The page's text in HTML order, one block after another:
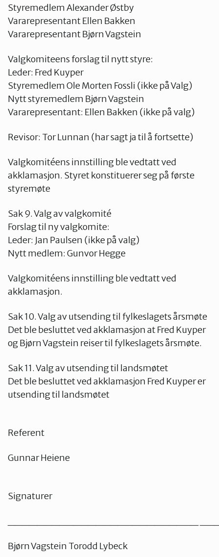
Styremedlem Alexander Østby
Vararepresentant Ellen Bakken
Vararepresentant Bjørn Vagstein
Valgkomiteens forslag til nytt styre:
Leder: Fred Kuyper
Styremedlem Ole Morten Fossli (ikke på Valg)
Nytt styremedlem Bjørn Vagstein
Vararepresentant: Ellen Bakken (ikke på valg)
Revisor: Tor Lunnan (har sagt ja til å fortsette)
Valgkomitéens innstilling ble vedtatt ved
akklamasjon. Styret konstituerer seg på første
styremøte
Sak 9. Valg av valgkomité
Forslag til ny valgkomite:
Leder: Jan Paulsen (ikke på valg)
Nytt medlem: Gunvor Hegge
Valgkomitéens innstilling ble vedtatt ved
akklamasjon.
Sak 10. Valg av utsending til fylkeslagets årsmøte
Det ble besluttet ved akklamasjon at Fred Kuyper
og Bjørn Vagstein reiser til fylkeslagets årsmøte.
Sak 11. Valg av utsending til landsmøtet
Det ble besluttet ved akklamasjon Fred Kuyper er
utsending til landsmøtet
Referent
Gunnar Heiene
Signaturer
Bjørn Vagstein Torodd Lybeck